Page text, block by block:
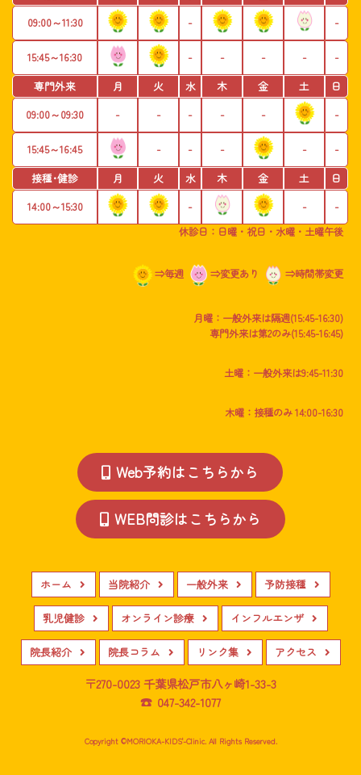
09:00～11:30
- -
15:45～16:30 - - - -
-
専門外来
月 火 水 木 金 土
日
09:00～09:30
- - - - - -
15:45～16:45 - - - -
-
接種･健診
月 火 水 木 金 土
日
14:00～15:30
- - -
休診日 ：日曜・祝日・水曜・土曜午後
⇒毎週 ⇒変更あり ⇒時間帯変更
月曜 ：一般外来は隔週(15:45-16:30)
専門外来は第2のみ(15:45-16:45)
土曜 ：一般外来は9:45-11:30
木曜 ：接種のみ 14:00-16:30
Web予約はこちらから
WEB問診はこちらから
ホーム 当院紹介 一般外来 予防接種
乳児健診 オンライン診療 インフルエンザ
院長紹介 院長コラム リンク集 アクセス
〒270-0023 千葉県松戸市八ヶ崎1-33-3
☎ 047-342-1077
Copyright ©MORIOKA-KIDS'-Clinic. All Rights Reserved.